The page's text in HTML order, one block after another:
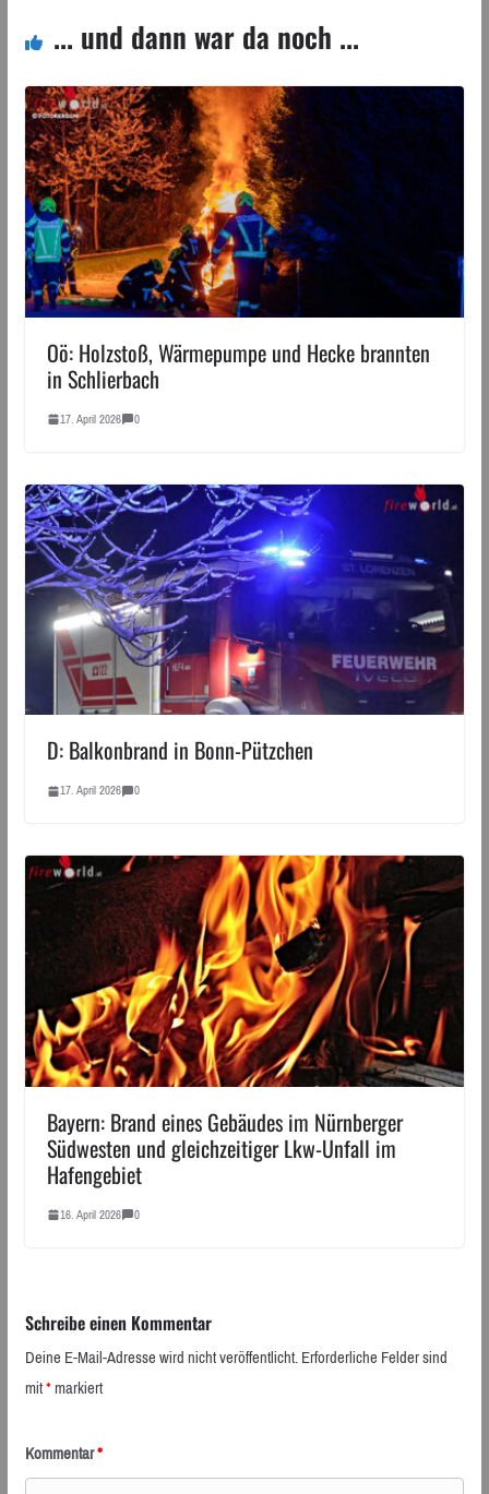
... und dann war da noch ...
Oö: Holzstoß, Wärmepumpe und Hecke brannten
in Schlierbach
17. April 2026 0
D: Balkonbrand in Bonn-Pützchen
17. April 2026 0
Bayern: Brand eines Gebäudes im Nürnberger
Südwesten und gleichzeitiger Lkw-Unfall im
Hafengebiet
16. April 2026 0
Schreibe einen Kommentar
Deine E-Mail-Adresse wird nicht veröffentlicht.Erforderliche Felder sind
mit*markiert
Kommentar*